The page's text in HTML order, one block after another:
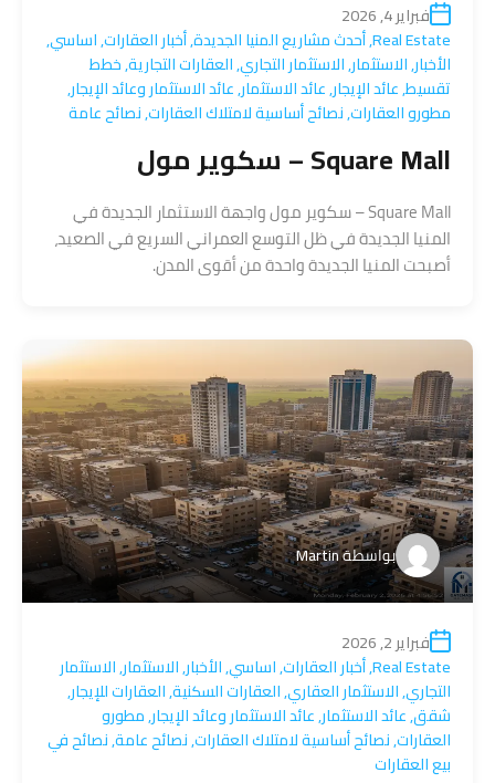
فبراير 4, 2026
Real Estate
,أحدث مشاريع المنيا الجديدة,أخبار العقارات,اساسي,
الأخبار,الاستثمار,الاستثمار التجاري,العقارات التجارية,خطط
تقسيط,عائد الإيجار,عائد الاستثمار,عائد الاستثمار وعائد الإيجار,
مطورو العقارات,نصائح أساسية لامتلاك العقارات,نصائح عامة
Square Mall – سكوير مول
Square Mall – سكوير مول واجهة الاستثمار الجديدة في
المنيا الجديدة في ظل التوسع العمراني السريع في الصعيد،
أصبحت المنيا الجديدة واحدة من أقوى المدن.
بواسطةMartin
فبراير 2, 2026
Real Estate
,أخبار العقارات,اساسي,الأخبار,الاستثمار,الاستثمار
التجاري,الاستثمار العقاري,العقارات السكنية,العقارات للإيجار,
شقق,عائد الاستثمار,عائد الاستثمار وعائد الإيجار,مطورو
العقارات,نصائح أساسية لامتلاك العقارات,نصائح عامة,نصائح في
بيع العقارات